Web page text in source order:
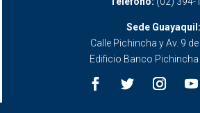
Sede Guayaquil:
Calle Pichincha y Av. 9
Edificio Banco